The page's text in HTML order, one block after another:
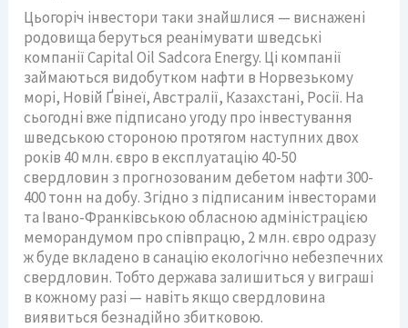
Цьогоріч інвестори таки знайшлися — виснажені
родовища беруться реанімувати шведські
компанії Capital Oil Sadcora Energy. Ці компанії
займаються видобутком нафти в Норвезькому
морі, Новій Ґвінеї, Австралії, Казахстані, Росії. На
сьогодні вже підписано угоду про інвестування
шведською стороною протягом наступних двох
років 40 млн. євро в експлуатацію 40-50
свердловин з прогнозованим дебетом нафти 300-
400 тонн на добу. Згідно з підписаним інвесторами
та Івано-Франківською обласною адміністрацією
меморандумом про співпрацю, 2 млн. євро одразу
ж буде вкладено в санацію екологічно небезпечних
свердловин. Тобто держава залишиться у виграші
в кожному разі — навіть якщо свердловина
виявиться безнадійно збитковою.